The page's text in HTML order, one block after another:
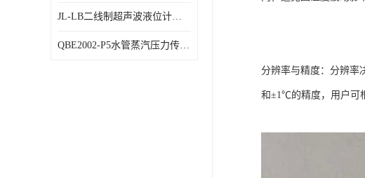
JL-LB二线制超声波液位计鸿泰产品外形美观大方
QBE2002-P5水管蒸汽压力传感器西门子产品技术规格
分辨率与精度：分辨率
和±1℃的精度，用户可